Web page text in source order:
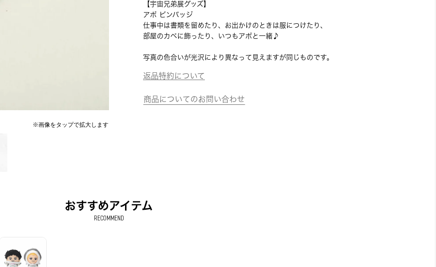
【宇宙兄弟展グッズ】
アポ ピンパッジ
仕事中は書類を留めたり、お出かけのときは服につけたり、
部屋のカベに飾ったり、いつもアポと一緒♪
写真の色合いが光沢により異なって見えますが同じものです。
返品特約について
商品についてのお問い合わせ
おすすめアイテム
RECOMMEND